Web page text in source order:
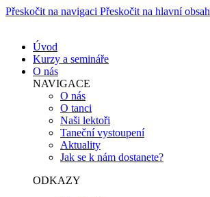
Přeskočit na navigaci Přeskočit na hlavní obsah
Úvod
Kurzy a semináře
O nás
NAVIGACE
O nás
O tanci
Naši lektoři
Taneční vystoupení
Aktuality
Jak se k nám dostanete?
ODKAZY